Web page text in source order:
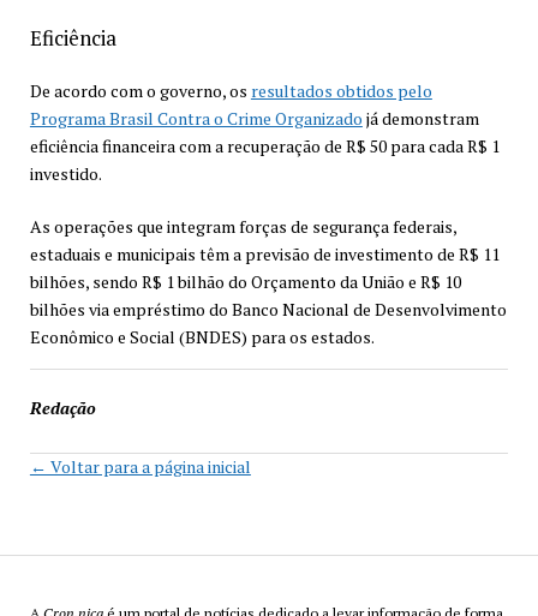
Eficiência
De acordo com o governo, os resultados obtidos pelo
Programa Brasil Contra o Crime Organizado já demonstram
eficiência financeira com a recuperação de R$ 50 para cada R$ 1
investido.
As operações que integram forças de segurança federais,
estaduais e municipais têm a previsão de investimento de R$ 11
bilhões, sendo R$ 1 bilhão do Orçamento da União e R$ 10
bilhões via empréstimo do Banco Nacional de Desenvolvimento
Econômico e Social (BNDES) para os estados.
Redação
← Voltar para a página inicial